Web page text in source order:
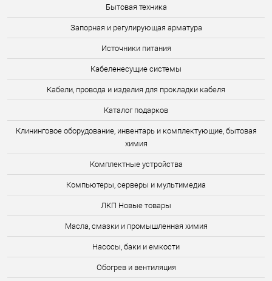
Бытовая техника
Запорная и регулирующая арматура
Источники питания
Кабеленесущие системы
Кабели, провода и изделия для прокладки кабеля
Каталог подарков
Клининговое оборудование, инвентарь и комплектующие, бытовая
химия
Комплектные устройства
Компьютеры, серверы и мультимедиа
ЛКП Новые товары
Масла, смазки и промышленная химия
Насосы, баки и емкости
Обогрев и вентиляция